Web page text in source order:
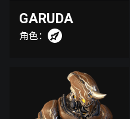
GARUDA
角色：